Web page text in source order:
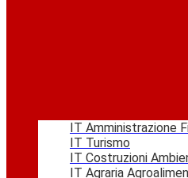
IT Amministrazione
IT Turismo
IT Costruzioni
IT Agraria